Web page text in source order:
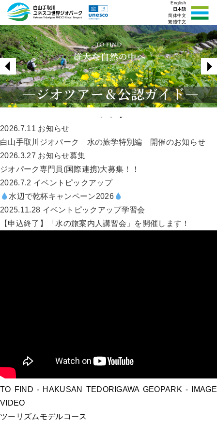
English
日本語
简体中文
繁體中文
2026.7.11 お知らせ
白山手取川ジオパーク 水の旅学特別編 開催のお知らせ
2026.3.27 お知らせ募集
ジオパーク専門員(国際連携)大募集！！
2026.7.2 イベント ピックアップ
水辺で乾杯キャンペーン2026
2025.11.28 イベント ピックアップ学習会
【申込終了】「水の旅案内人講習会」を開催します！
TO FIND - HAKUSAN TEDORIGAWA GEOPARK - IMAGE
VIDEO
ツーリズムモデルコース